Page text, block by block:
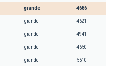
grande 4686
grande 4621
grande 4941
grande 4650
grande 5510